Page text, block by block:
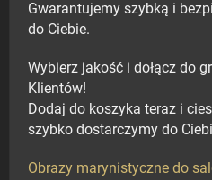
Gwarantujemy szybką i
do Ciebie.
Wybierz jakość i dołącz do
Klientów!
Dodaj do koszyka teraz i
szybko dostarczymy do
Obrazy marynistyczne do